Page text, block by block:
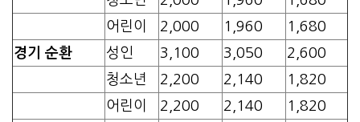
어린이
2,000 1,960
1,680
경기 순환
성인 3,100 3,050
2,600
청소년
2,200 2,140
1,820
어린이
2,200 2,140
1,820